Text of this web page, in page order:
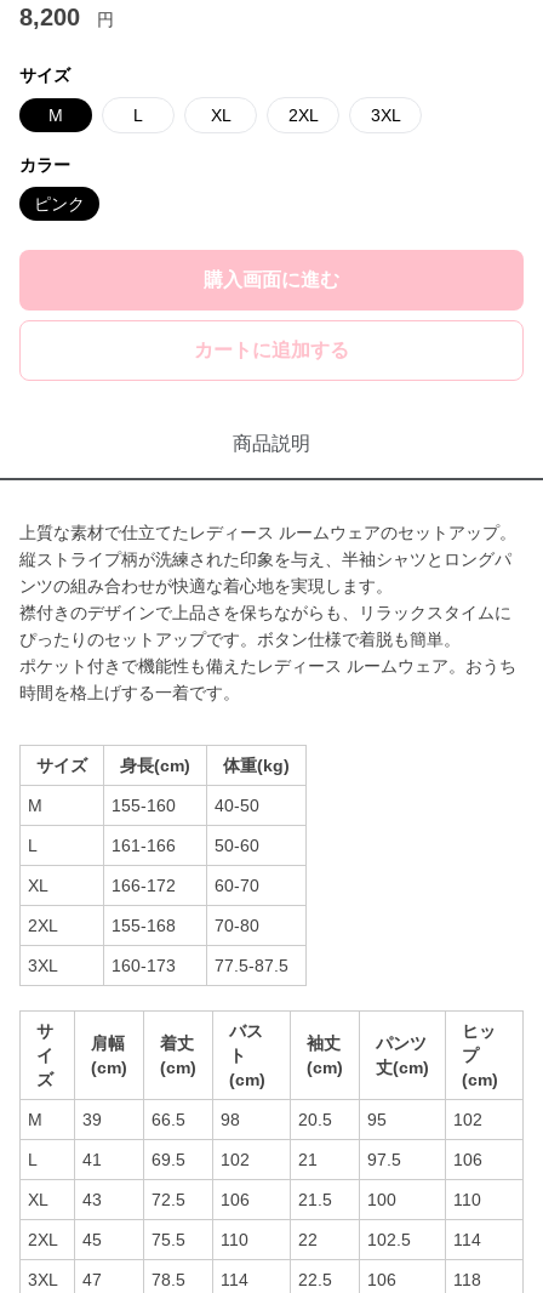
8,200 円
サイズ
M L XL 2XL 3XL
カラー
ピンク
購入画面に進む
カートに追加する
商品説明
上質な素材で仕立てたレディース ルームウェアのセットアップ。
縦ストライプ柄が洗練された印象を与え、半袖シャツとロングパ
ンツの組み合わせが快適な着心地を実現します。
襟付きのデザインで上品さを保ちながらも、リラックスタイムに
ぴったりのセットアップです。ボタン仕様で着脱も簡単。
ポケット付きで機能性も備えたレディース ルームウェア。おうち
時間を格上げする一着です。
サイズ 身長(cm) 体重(kg)
M 155-160 40-50
L 161-166 50-60
XL 166-172 60-70
2XL 155-168 70-80
3XL 160-173 77.5-87.5
サ
イ
ズ
肩幅
(cm)
着丈
(cm)
バス
ト
(cm)
袖丈
(cm)
パンツ
丈(cm)
ヒッ
プ
(cm)
M 39 66.5 98 20.5 95 102
L 41 69.5 102 21 97.5 106
XL 43 72.5 106 21.5 100 110
2XL 45 75.5 110 22 102.5 114
3XL 47 78.5 114 22.5 106 118